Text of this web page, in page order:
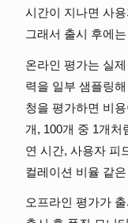
시간이 지나면 사
그래서 출시 후에
온라인 평가는 실
력을 일부 샘플링
청을 평가하면 비
개, 100개 중 1개처
연 시간, 사용자 피
컬레이션 비율 같
오프라인 평가가